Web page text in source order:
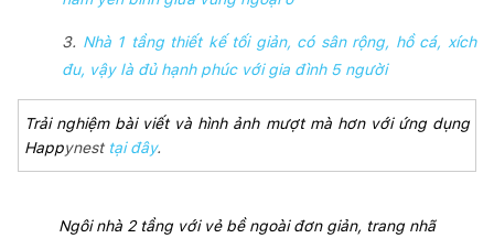
3. Nhà 1 tầng thiết kế tối giản, có sân rộng, hồ cá, xích
đu, vậy là đủ hạnh phúc với gia đình 5 người
Trải nghiệm bài viết và hình ảnh mượt mà hơn với ứng dụng
Happynest tại đây.
Ngôi nhà 2 tầng với vẻ bề ngoài đơn giản, trang nhã